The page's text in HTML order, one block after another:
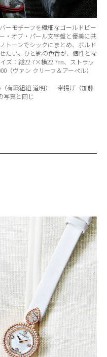
ーモチーフを繊細なゴールドビー
・オブ・パール文字盤と優美に共
トーンでシックにまとめ、ボルド
たい。ひと匙の色香が、個性とな
ズ：縦22.7×横22.7㎜、ストラッ
（ヴァン クリーフ＆アーペル）
有職組紐 道明） 帯揚げ（加藤
写真と同じ